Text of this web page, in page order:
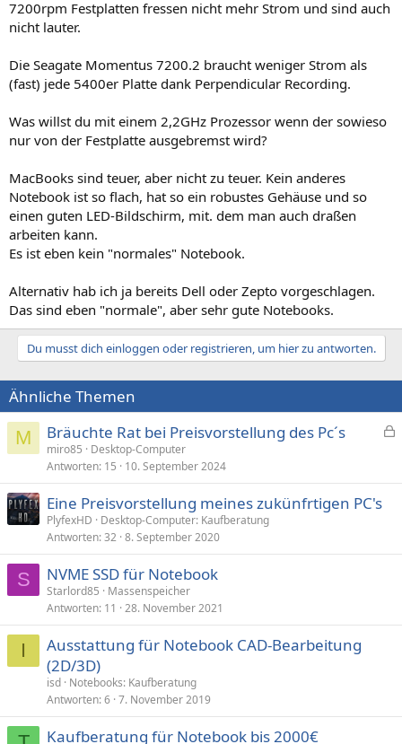
7200rpm Festplatten fressen nicht mehr Strom und sind auch
nicht lauter.
Die Seagate Momentus 7200.2 braucht weniger Strom als
(fast) jede 5400er Platte dank Perpendicular Recording.
Was willst du mit einem 2,2GHz Prozessor wenn der sowieso
nur von der Festplatte ausgebremst wird?
MacBooks sind teuer, aber nicht zu teuer. Kein anderes
Notebook ist so flach, hat so ein robustes Gehäuse und so
einen guten LED-Bildschirm, mit. dem man auch draßen
arbeiten kann.
Es ist eben kein "normales" Notebook.
Alternativ hab ich ja bereits Dell oder Zepto vorgeschlagen.
Das sind eben "normale", aber sehr gute Notebooks.
Du musst dich einloggen oder registrieren, um hier zu antworten.
Ähnliche Themen
M
p
Bräuchte Rat bei Preisvorstellung des Pc´s
miro85
Desktop-Computer
Antworten 15 10. September 2024
Eine Preisvorstellung meines zukünfrtigen PC's
PlyfexHD
Desktop-Computer: Kaufberatung
Antworten 32 8. September 2020
S NVME SSD für Notebook
Starlord85
Massenspeicher
Antworten 11 28. November 2021
I
Ausstattung für Notebook CAD-Bearbeitung
(2D/3D)
isd Notebooks: Kaufberatung
Antworten 6 7. November 2019
Kaufberatung für Notebook bis 2000€